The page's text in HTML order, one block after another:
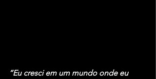
“Eu cresci em um mundo onde eu